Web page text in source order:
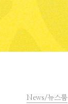
News/뉴스룸